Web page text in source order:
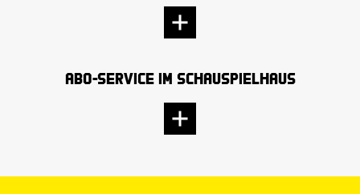
Abo-Service im Schauspielhaus